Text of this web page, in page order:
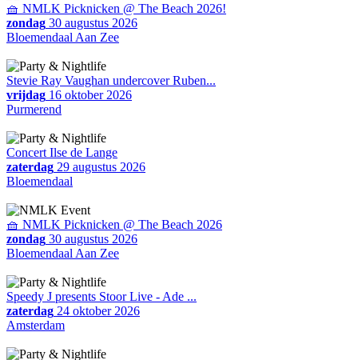
🧺 NMLK Picknicken @ The Beach 2026!
zondag 30 augustus 2026
Bloemendaal Aan Zee
Stevie Ray Vaughan undercover Ruben...
vrijdag 16 oktober 2026
Purmerend
Concert Ilse de Lange
zaterdag 29 augustus 2026
Bloemendaal
🧺 NMLK Picknicken @ The Beach 2026
zondag 30 augustus 2026
Bloemendaal Aan Zee
Speedy J presents Stoor Live - Ade ...
zaterdag 24 oktober 2026
Amsterdam